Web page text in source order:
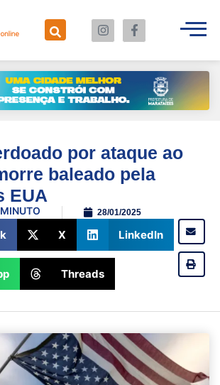
por ataque ao
baleado pela
EUA
28/01/2025
X LinkedIn
Threads